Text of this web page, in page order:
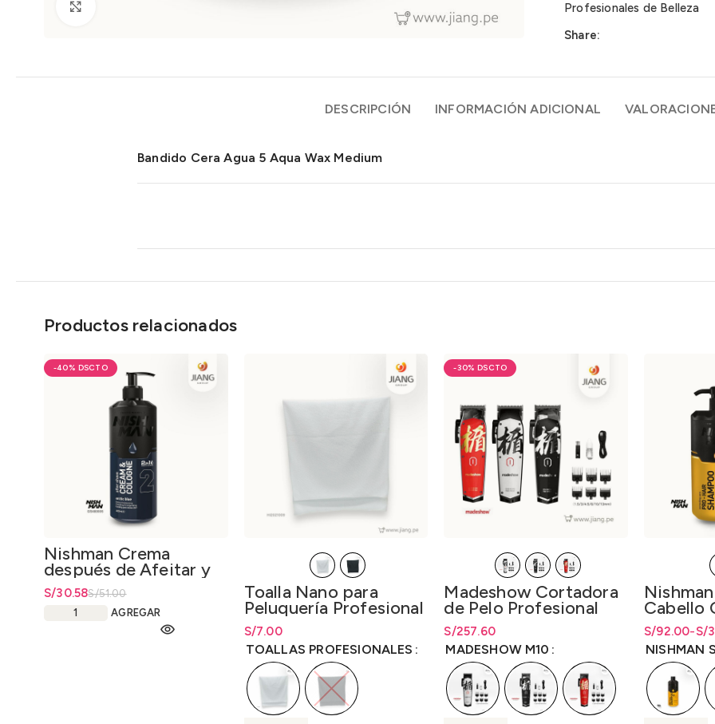
Profesionales de Belleza
Share:
DESCRIPCIÓN INFORMACIÓN ADICIONAL
Bandido Cera Agua 5 Aqua Wax Medium
Productos relacionados
-40%
Nishman Crema
después de Afeitar y
Colonia 2 en 1-2 /
After Shave Cream y
Cologne 2 in 1-2
S/51.00
El precio original era: S/51.00.
S/30.58
El precio actual es: S/30.58.
AGREGAR
Toalla Nano para
Peluquería Profesional
S/7.00
Rango de precios: desde
hasta S/7.00
TOALLAS PROFESIONALES
-30%
Madeshow Cortadora
de Pelo Profesional
M10
S/257.60
Rango de precios: desde
S/ 257.60hastaS/257.60
MADESHOW M10
Cabello
1250ml.
S/
-
S/92.00
Rango de
hasta S/
Rango de
S/36.20
NISHMAN